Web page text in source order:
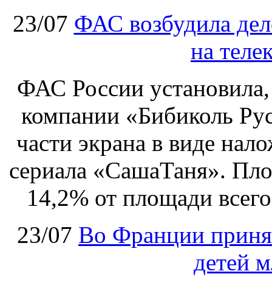
23/07 ФАС возбудила
на
ФАС России установила,
компании «Бибиколь
части экрана в виде
сериала «СашаТаня».
14,2% от площади
23/07 Во Франции
детей